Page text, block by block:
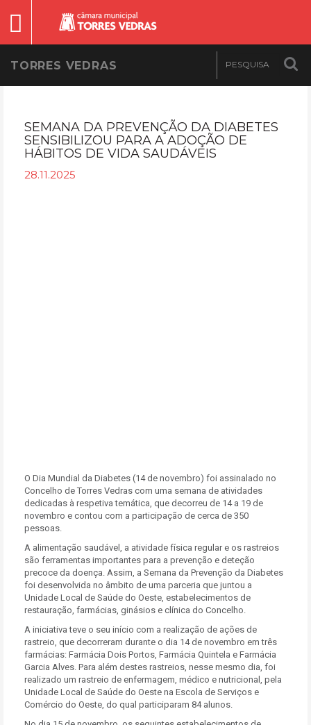
TORRES VEDRAS
SEMANA DA PREVENÇÃO DA DIABETES
SENSIBILIZOU PARA A ADOÇÃO DE
HÁBITOS DE VIDA SAUDÁVEIS
28.11.2025
O Dia Mundial da Diabetes (14 de novembro) foi assinalado no
Concelho de Torres Vedras com uma semana de atividades
dedicadas à respetiva temática, que decorreu de 14 a 19 de
novembro e contou com a participação de cerca de 350
pessoas.
A alimentação saudável, a atividade física regular e os rastreios
são ferramentas importantes para a prevenção e deteção
precoce da doença. Assim, a Semana da Prevenção da Diabetes
foi desenvolvida no âmbito de uma parceria que juntou a
Unidade Local de Saúde do Oeste, estabelecimentos de
restauração, farmácias, ginásios e clínica do Concelho.
A iniciativa teve o seu início com a realização de ações de
rastreio, que decorreram durante o dia 14 de novembro em três
farmácias: Farmácia Dois Portos, Farmácia Quintela e Farmácia
Garcia Alves. Para além destes rastreios, nesse mesmo dia, foi
realizado um rastreio de enfermagem, médico e nutricional, pela
Unidade Local de Saúde do Oeste na Escola de Serviços e
Comércio do Oeste, do qual participaram 84 alunos.